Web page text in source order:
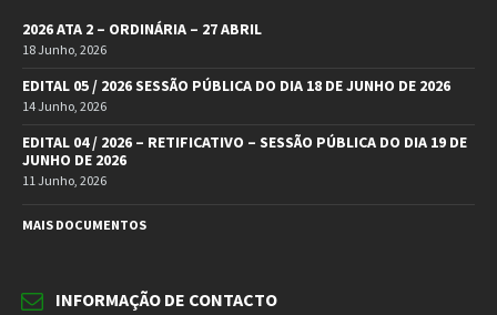
2026 ATA 2 – ORDINÁRIA – 27 ABRIL
18 Junho, 2026
EDITAL 05 / 2026 SESSÃO PÚBLICA DO DIA 18 DE JUNHO DE 2026
14 Junho, 2026
EDITAL 04 / 2026 – RETIFICATIVO – SESSÃO PÚBLICA DO DIA 19 DE
JUNHO DE 2026
11 Junho, 2026
MAIS DOCUMENTOS
INFORMAÇÃO DE CONTACTO